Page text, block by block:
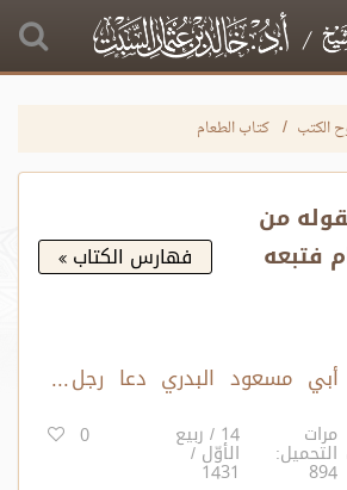
الكتب كتاب الطعام
يقوله من
فتبعه
فهارس الكتاب
مسعود البدري دعا رجل
عليه وسلم لطعاممرات
التحميل:
894
14 / ربيع
الأوّل /
1431
0